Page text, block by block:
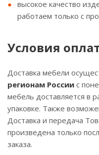
высокое качество
работаем только с
Условия
Доставка мебели
регионам России с
мебель доставляется в
упаковке. Также
Доставка и передача
произведена только
заказа.